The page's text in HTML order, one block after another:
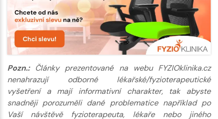
Pozn.:Články prezentované na webu FYZIOklinika.cz
nenahrazují odborné lékařské/fyzioterapeutické
vyšetření a mají informativní charakter, tak abyste
snadněji porozuměli dané problematice například po
Vaší návštěvě fyzioterapeuta, lékaře nebo jiného